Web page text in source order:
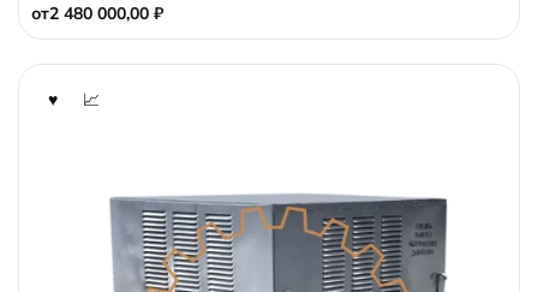
от2 480 000,00 ₽
f
5